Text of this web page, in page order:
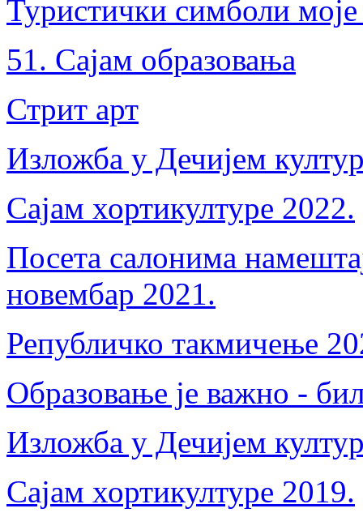
Туристички симболи
51. Сајам образовања
Стрит арт
Изложба у Дечијем
Сајам хортикултуре 2022.
Посета салонима
новембар 2021.
Републичко такмичење
Образовање је важно -
Изложба у Дечијем
Сајам хортикултуре 2019.